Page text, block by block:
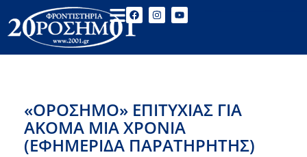
«ΟΡΟΣΗΜΟ» ΕΠΙΤΥΧΙΑΣ ΓΙΑ
ΑΚΟΜΑ ΜΙΑ ΧΡΟΝΙΑ
(ΕΦΗΜΕΡΙΔΑ ΠΑΡΑΤΗΡΗΤΗΣ)